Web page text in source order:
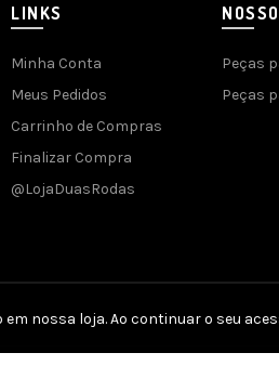
LINKS
Minha Conta
Meus Pedidos
Carrinho de Compras
Finalizar Compra
@LojaDuasRodas
Peças
Peças
nossa loja. Ao continuar o seu